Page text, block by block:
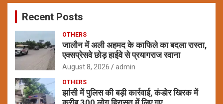
c
Recent Posts
OTHERS
जालौन में अली अहमद के काफिले का बदला रास्ता,
एक्सप्रेसवे छोड़ हाईवे से प्रयागराज रवाना
August 8, 2026 admin
OTHERS
झांसी में पुलिस की बड़ी कार्रवाई, कंडोर खिरक में